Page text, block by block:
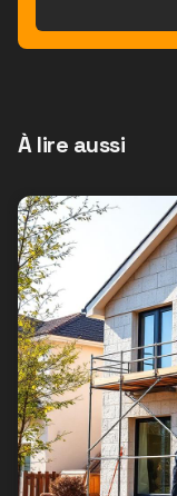
À lire aussi